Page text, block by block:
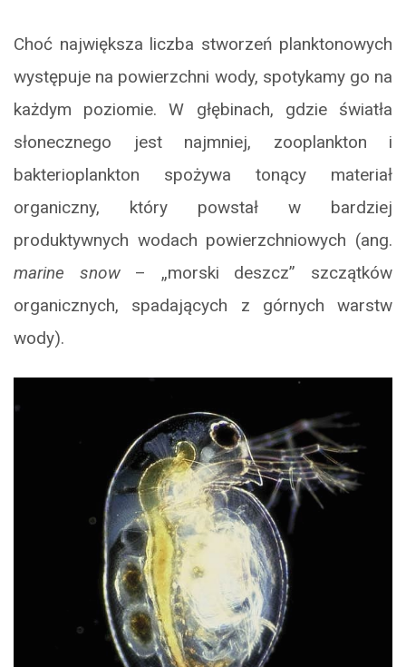
Choć największa liczba stworzeń planktonowych
występuje na powierzchni wody, spotykamy go na
każdym poziomie. W głębinach, gdzie światła
słonecznego jest najmniej, zooplankton i
bakterioplankton spożywa tonący materiał
organiczny, który powstał w bardziej
produktywnych wodach powierzchniowych (ang.
marine snow– „morski deszcz” szczątków
organicznych, spadających z górnych warstw
wody).